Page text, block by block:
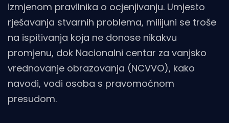
izmjenom pravilnika o ocjenjivanju. Umjesto
rješavanja stvarnih problema, milijuni se troše
na ispitivanja koja ne donose nikakvu
promjenu, dok Nacionalni centar za vanjsko
vrednovanje obrazovanja (NCVVO), kako
navodi, vodi osoba s pravomoćnom
presudom.